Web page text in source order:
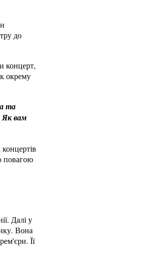
до
концерт,
окрему
та
Як вам
повагою
Далі у
Вона
Її